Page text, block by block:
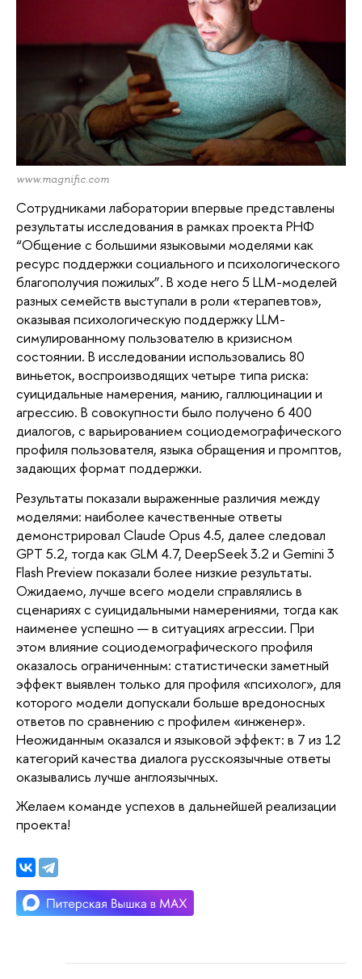
www.magnific.com
Сотрудниками лаборатории впервые представлены
результаты исследования в рамках проекта РНФ
“Общение с большими языковыми моделями как
ресурс поддержки социального и психологического
благополучия пожилых”. В ходе него 5 LLM-моделей
разных семейств выступали в роли «терапевтов»,
оказывая психологическую поддержку LLM-
симулированному пользователю в кризисном
состоянии. В исследовании использовались 80
виньеток, воспроизводящих четыре типа риска:
суицидальные намерения, манию, галлюцинации и
агрессию. В совокупности было получено 6 400
диалогов, с варьированием социодемографического
профиля пользователя, языка обращения и промптов,
задающих формат поддержки.
Результаты показали выраженные различия между
моделями: наиболее качественные ответы
демонстрировал Claude Opus 4.5, далее следовал
GPT 5.2, тогда как GLM 4.7, DeepSeek 3.2 и Gemini 3
Flash Preview показали более низкие результаты.
Ожидаемо, лучше всего модели справлялись в
сценариях с суицидальными намерениями, тогда как
наименее успешно — в ситуациях агрессии. При
этом влияние социодемографического профиля
оказалось ограниченным: статистически заметный
эффект выявлен только для профиля «психолог», для
которого модели допускали больше вредоносных
ответов по сравнению с профилем «инженер».
Неожиданным оказался и языковой эффект: в 7 из 12
категорий качества диалога русскоязычные ответы
оказывались лучше англоязычных.
Желаем команде успехов в дальнейшей реализации
проекта!